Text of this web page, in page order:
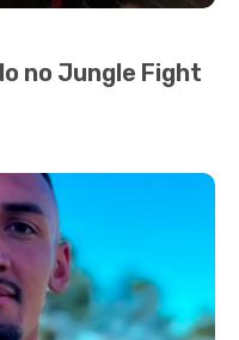
no Jungle Fight